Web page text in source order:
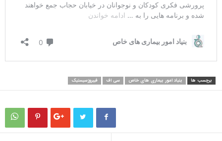
برچسب ها بنیاد امور بیماری های خاص سی اف فیبروزسیستیک